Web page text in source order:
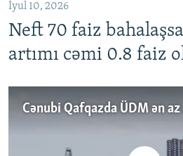
İyul 10, 2026
Neft 70 faiz
artımı cəmi 0.8 faiz